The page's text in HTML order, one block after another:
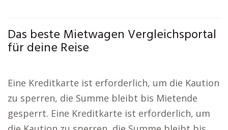
Das beste Mietwagen Vergleichsportal
für deine Reise
Eine Kreditkarte ist erforderlich, um die Kaution
zu sperren, die Summe bleibt bis Mietende
gesperrt. Eine Kreditkarte ist erforderlich, um